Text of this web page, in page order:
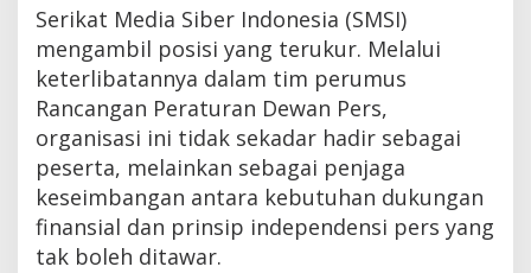
Serikat Media Siber Indonesia (SMSI)
mengambil posisi yang terukur. Melalui
keterlibatannya dalam tim perumus
Rancangan Peraturan Dewan Pers,
organisasi ini tidak sekadar hadir sebagai
peserta, melainkan sebagai penjaga
keseimbangan antara kebutuhan dukungan
finansial dan prinsip independensi pers yang
tak boleh ditawar.